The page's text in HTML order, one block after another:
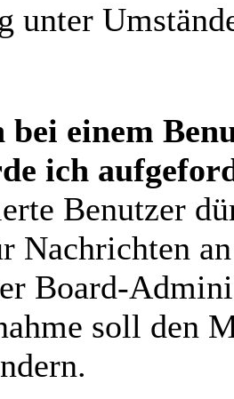
unter
bei einem
ich
Benutzer
Nachrichten
Board-
soll den